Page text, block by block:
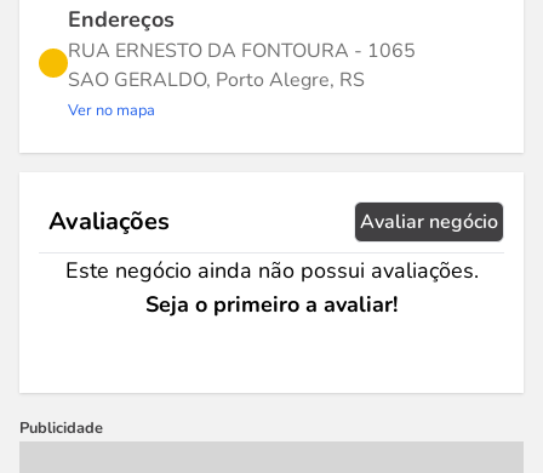
Endereços
RUA ERNESTO DA FONTOURA - 1065
SAO GERALDO, Porto Alegre, RS
Ver no mapa
Avaliações Avaliar negócio
Este negócio ainda não possui avaliações.
Seja o primeiro a avaliar!
Publicidade